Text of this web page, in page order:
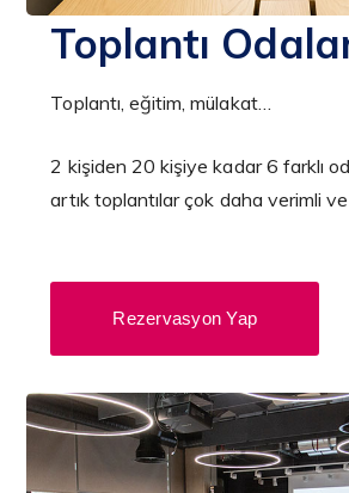
Toplantı
Toplantı, eğitim, mülakat…
2 kişiden 20 kişiye kadar 6 farklı
artık toplantılar çok daha verimli
Rezervasyon Yap